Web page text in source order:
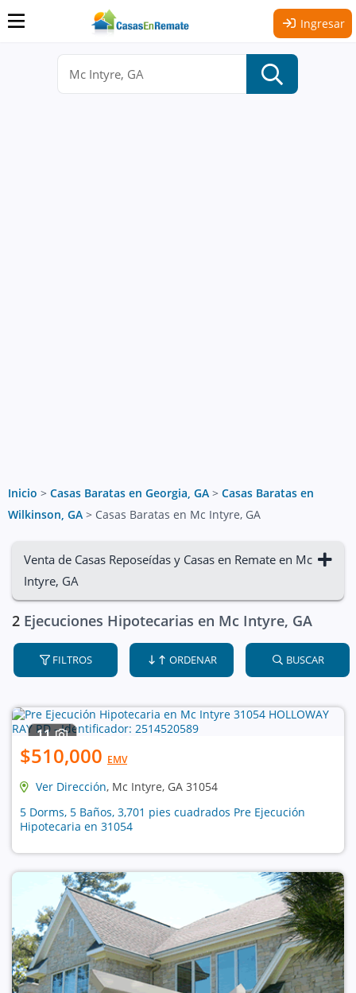
Ingresar
Inicio > Casas Baratas en Georgia, GA > Casas Baratas en
Wilkinson, GA > Casas Baratas en Mc Intyre, GA
Venta de Casas Reposeídas y Casas en Remate en Mc
Intyre, GA
2 Ejecuciones Hipotecarias en Mc Intyre, GA
FILTROS ORDENAR BUSCAR
11
$510,000 EMV
Ver Dirección, Mc Intyre, GA 31054
5 Dorms, 5 Baños, 3,701 pies cuadrados Pre Ejecución
Hipotecaria en 31054